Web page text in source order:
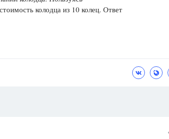
Цветков Л. А.
колодца из 10 колец. Ответ